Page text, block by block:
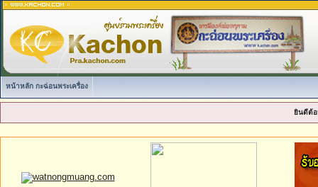
หน้าหลัก กะฉ่อนพระเครื่อง
ยินดีต้อ